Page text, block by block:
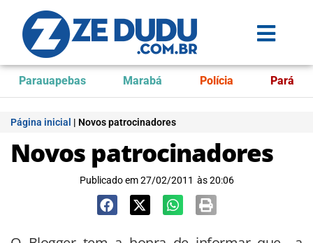
Parauapebas Marabá Polícia Pará
Página inicial | Novos patrocinadores
Novos patrocinadores
Publicado em 27/02/2011 às 20:06